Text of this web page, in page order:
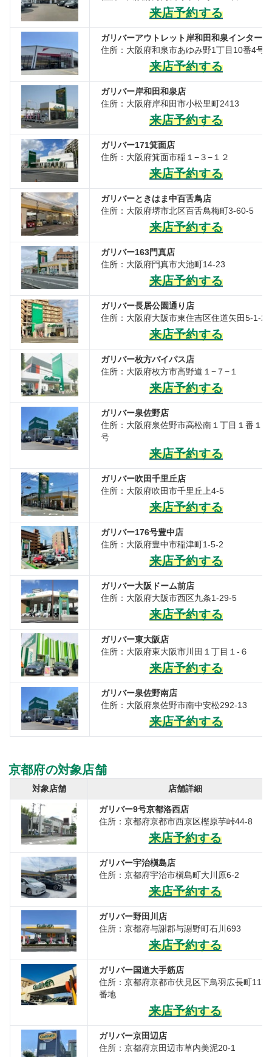
来店予約する
ガリバーアウトレット岸和田和泉インター店
住所：大阪府和泉市あゆみ野1丁目10番4号
来店予約する
ガリバー岸和田和泉店
住所：大阪府岸和田市小松里町2413
来店予約する
ガリバー171箕面店
住所：大阪府箕面市稲１−３−１２
来店予約する
ガリバーときはま中百舌鳥店
住所：大阪府堺市北区百舌鳥梅町3-60-5
来店予約する
ガリバー163門真店
住所：大阪府門真市大池町14-23
来店予約する
ガリバー長居公園通り店
住所：大阪府大阪市東住吉区住道矢田5-1-2
来店予約する
ガリバー枚方バイパス店
住所：大阪府枚方市高野道１−７−１
来店予約する
ガリバー泉佐野店
住所：大阪府泉佐野市高松南１丁目１番１５
号
来店予約する
ガリバー吹田千里丘店
住所：大阪府吹田市千里丘上4-5
来店予約する
ガリバー176号豊中店
住所：大阪府豊中市稲津町1-5-2
来店予約する
ガリバー大阪ドーム前店
住所：大阪府大阪市西区九条1-29-5
来店予約する
ガリバー東大阪店
住所：大阪府東大阪市川田１丁目１-６
来店予約する
ガリバー泉佐野南店
住所：大阪府泉佐野市南中安松292-13
来店予約する
京都府の対象店舗
対象店舗 店舗詳細
ガリバー9号京都洛西店
住所：京都府京都市西京区樫原芋峠44-8
来店予約する
ガリバー宇治槇島店
住所：京都府宇治市槇島町大川原6-2
来店予約する
ガリバー野田川店
住所：京都府与謝郡与謝野町石川693
来店予約する
ガリバー国道大手筋店
住所：京都府京都市伏見区下鳥羽広長町117
番地
来店予約する
ガリバー京田辺店
住所：京都府京田辺市草内美泥20-1